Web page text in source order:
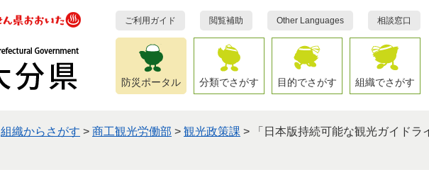
ご利用ガイド 閲覧補助 Other Languages 相談窓口
防災ポータル 分類でさがす 目的でさがす 組織でさがす
組織からさがす > 商工観光労働部 > 観光政策課 >
「日本版持続可能な観光ガイド